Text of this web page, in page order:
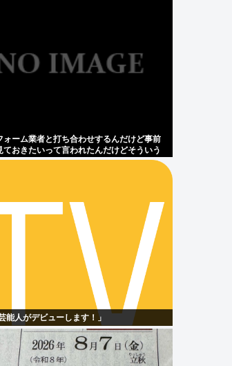
ォーム業者と打ち合わせするんだけど事前
ておきたいって言われたんだけどそういう
？
能人がデビューします！」